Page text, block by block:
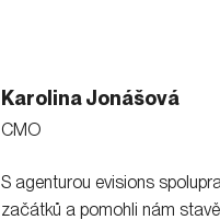
S agenturou evisions
začátků a pomohli nám
Karolina Jonášová
CMO